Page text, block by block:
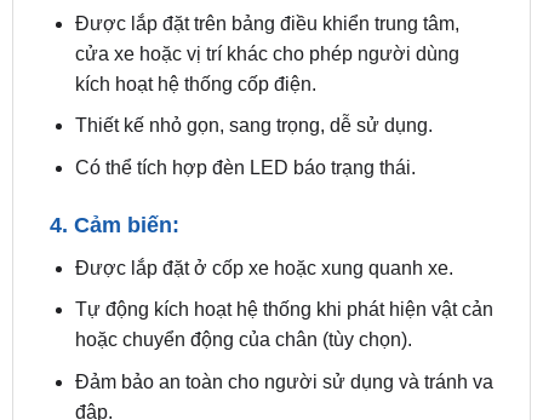
kích hoạt hệ thống cốp điện.
Thiết kế nhỏ gọn, sang trọng, dễ sử dụng.
4. Cảm biến:
hoặc chuyển động của chân (tùy chọn).
Đảm bảo an toàn cho người sử dụng và tránh va
đập.
5. Dây điện: